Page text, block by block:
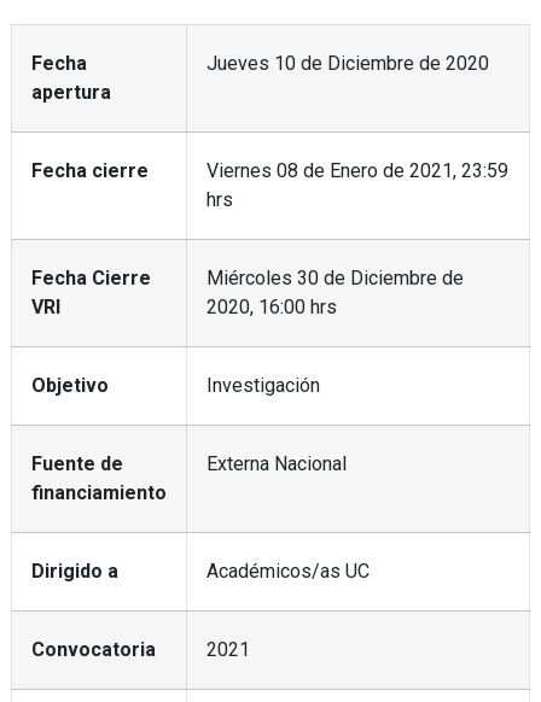
Fecha
apertura
Jueves 10 de Diciembre de 2020
Fecha cierre
Viernes 08 de Enero de 2021, 23:59
hrs
Fecha Cierre
VRI
Miércoles 30 de Diciembre de
2020, 16:00 hrs
Objetivo Investigación
Fuente de
financiamiento
Externa Nacional
Dirigido a Académicos/as UC
Convocatoria 2021